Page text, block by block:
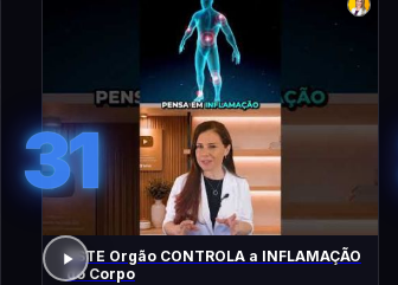
31
ESTE Orgão CONTROLA a INFLAMAÇÃO
do Corpo